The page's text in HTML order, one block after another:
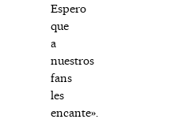
Espero
que
a
nuestros
fans
les
encante».